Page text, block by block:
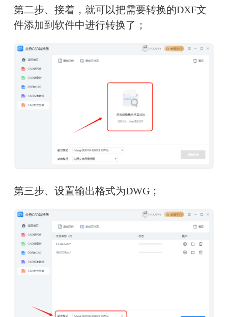
第二步、接着，就可以把需要转换的DXF文
件添加到软件中进行转换了；
第三步、设置输出格式为DWG；